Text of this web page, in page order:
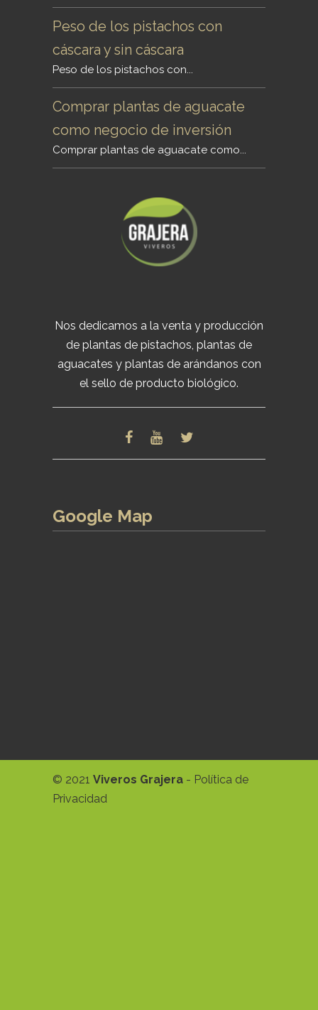
Peso de los pistachos con
cáscara y sin cáscara
Peso de los pistachos con...
Comprar plantas de aguacate
como negocio de inversión
Comprar plantas de aguacate como...
Nos dedicamos a la venta y producción
de plantas de pistachos, plantas de
aguacates y plantas de arándanos con
el sello de producto biológico.
Google Map
© 2021 Viveros Grajera - Política de
Privacidad